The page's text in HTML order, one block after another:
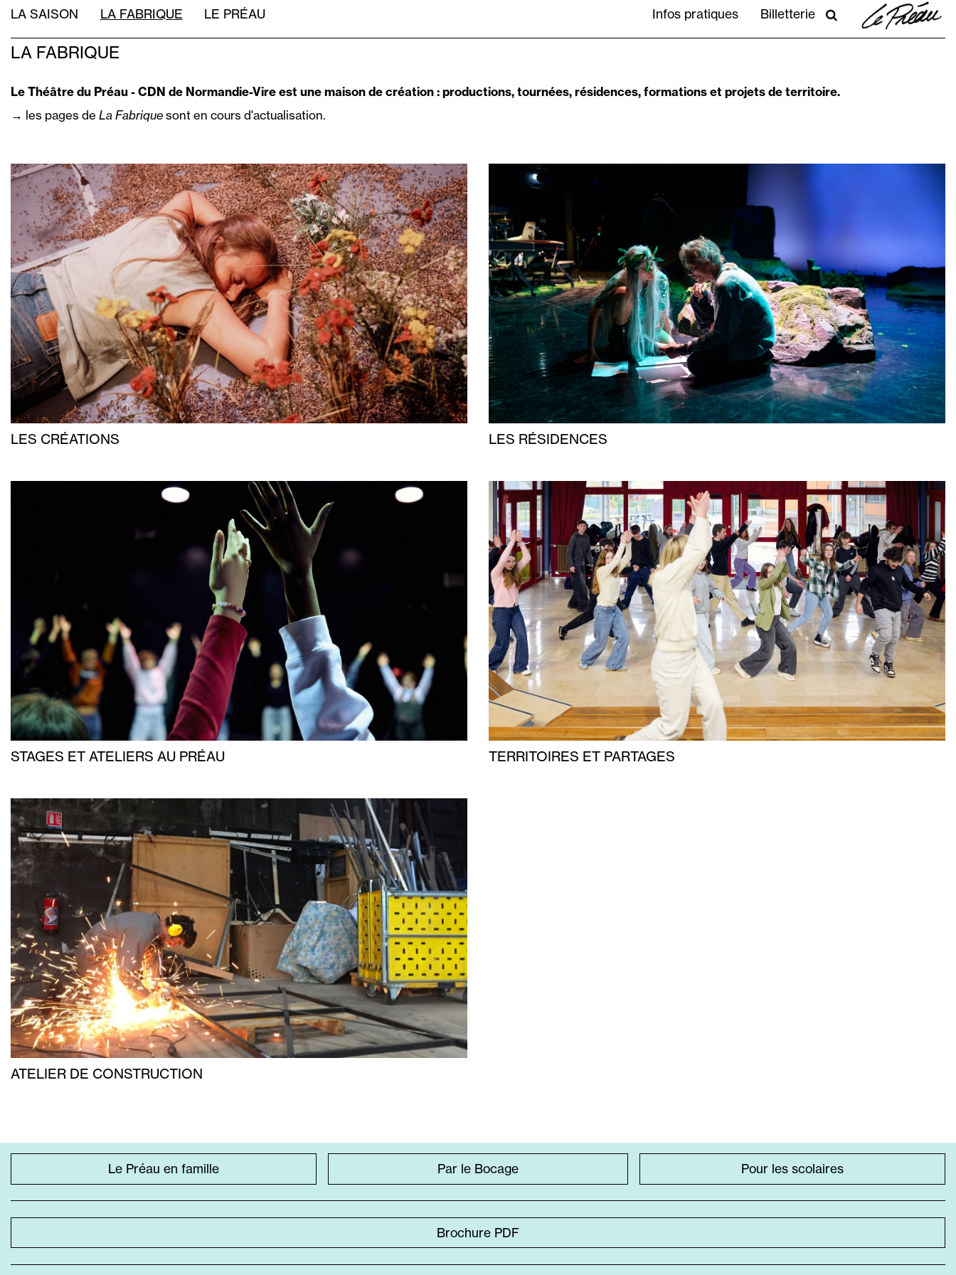
Aller
au
contenu
principal
NAVIGATION
PRINCIPALE
LA SAISON LA FABRIQUE LE PRÉAU PRATIQUE
Infos pratiques Billetterie RECHERCHER
LA FABRIQUE
Le Théâtre du Préau - CDN de Normandie-Vire est une maison de création : productions, tournées, résidences, formations et projets de territoire.
→ les pages deLa Fabriquesont en cours d'actualisation.
LES CRÉATIONS LES RÉSIDENCES
STAGES ET ATELIERS AU PRÉAU TERRITOIRES ET PARTAGES
ATELIER DE CONSTRUCTION
DIRECT
SPÉCIFIQUE
Le Préau en famille Par le Bocage Pour les scolaires
Brochure PDF